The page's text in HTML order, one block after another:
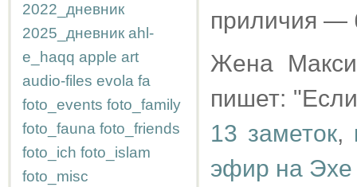
2022_дневник
2025_дневник ahl-
e_haqq apple art
audio-files evola fa
foto_events foto_family
foto_fauna foto_friends
foto_ich foto_islam
foto_misc
приличия —
Жена
пишет:
13 заметок,
эфир на